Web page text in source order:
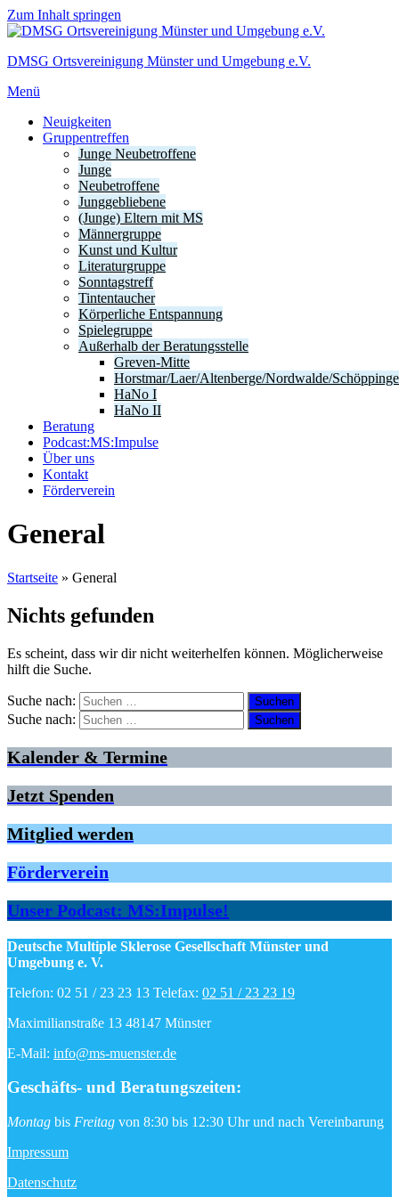
Zum Inhalt springen
DMSG Ortsvereinigung Münster und Umgebung e.V.
Menü
Neuigkeiten
Gruppentreffen
Junge Neubetroffene
Junge
Neubetroffene
Junggebliebene
(Junge) Eltern mit MS
Männergruppe
Kunst und Kultur
Literaturgruppe
Sonntagstreff
Tintentaucher
Körperliche Entspannung
Spielegruppe
Außerhalb der Beratungsstelle
Greven-Mitte
Horstmar/Laer/Altenberge/Nordwalde/
HaNo I
HaNo II
Beratung
Podcast:MS:Impulse
Über uns
Kontakt
Förderverein
General
Startseite » General
Nichts gefunden
Es scheint, dass wir dir nicht weiterhelfen können. Möglicherweise
hilft die Suche.
Suche nach:
Suche nach:
Kalender & Termine
Jetzt Spenden
Mitglied werden
Förderverein
Unser Podcast: MS:Impulse!
Deutsche Multiple Sklerose Gesellschaft Münster und
Umgebung e. V.
Telefon: 02 51 / 23 23 13 Telefax: 02 51 / 23 23 19
Maximilianstraße 13 48147 Münster
E-Mail: info@ms-muenster.de
Geschäfts- und Beratungszeiten:
Montag bis Freitag von 8:30 bis 12:30 Uhr und nach Vereinbarung
Impressum
Datenschutz